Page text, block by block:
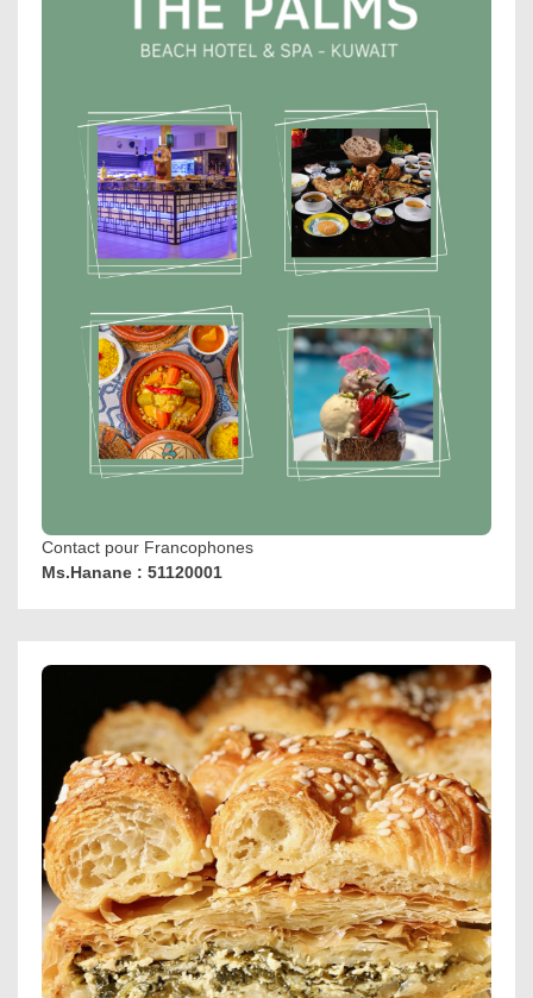
Contact pour Francophones
Ms.Hanane : 51120001